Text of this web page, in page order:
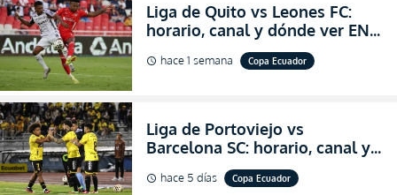
Liga de Quito vs Leones FC:
horario, canal y dónde ver EN
VIVO los octavos de final de la
Copa Ecuador 2026
schedule hace 1 semana Copa Ecuador
Liga de Portoviejo vs
Barcelona SC: horario, canal y
dónde ver EN VIVO los octavos
de final de la Copa Ecuador
schedule hace 5 días Copa Ecuador